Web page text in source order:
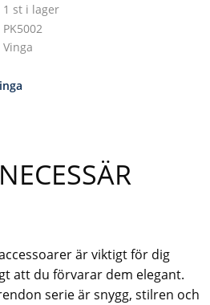
1 st i lager
PK5002
Vinga
är viktigt för dig
att du förvarar dem elegant.
serie är snygg, stilren och